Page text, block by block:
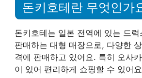
돈키호테란 무엇인가
돈키호테는 일본 전역에 있는 드
판매하는 대형 매장으로, 다양한
격에 판매하고 있어요. 특히 오사
이 있어 편리하게 쇼핑할 수 있어